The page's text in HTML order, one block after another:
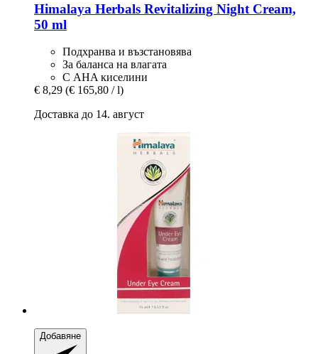
Himalaya Herbals Revitalizing Night Cream,
50 ml
Подхранва и възстановява
За баланса на влагата
С AHA киселини
€ 8,29 (€ 165,80 / l)
Доставка до 14. август
Добавяне